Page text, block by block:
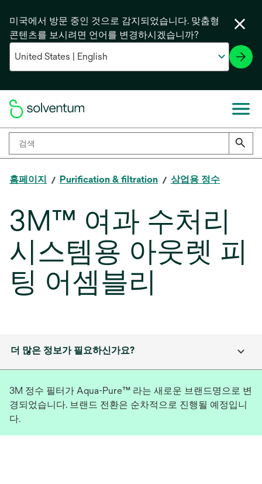
미국에서 방문 중인 것으로 감지되었습니다. 맞춤형
콘텐츠를 보시려면 언어를 변경하시겠습니까?
홈페이지 Purification & filtration 상업용 정수
3M™ 여과 수처리
시스템용 아웃렛 피
팅 어셈블리
더 많은 정보가 필요하신가요?
3M 정수 필터가 Aqua-Pure™ 라는 새로운 브랜드명으로 변
경되었습니다. 브랜드 전환은 순차적으로 진행될 예정입니
다.